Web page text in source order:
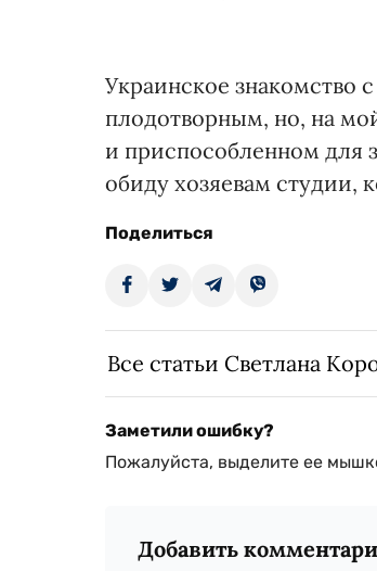
Украинское знакомство
плодотворным, но, на
и приспособленном для
обиду хозяевам студии,
Поделиться
Все статьи Светлана
Заметили ошибку?
Пожалуйста, выделите ее
Добавить